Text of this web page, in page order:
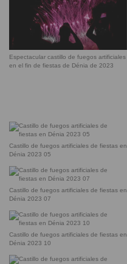
Espectacular castillo de fuegos artificiales
en el fin de fiestas de Dénia de 2023
Castillo de fuegos artificiales de fiestas en
Dénia 2023 05
Castillo de fuegos artificiales de fiestas en
Dénia 2023 07
Castillo de fuegos artificiales de fiestas en
Dénia 2023 10